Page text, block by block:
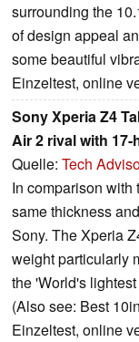
surrounding the
of design appeal
some beautiful
Einzeltest, online
Sony Xperia Z4
Air 2 rival with
Quelle: Tech
In comparison
same thickness
Sony. The Xperia
weight particularly
the 'World's
(Also see: Best
Einzeltest, online